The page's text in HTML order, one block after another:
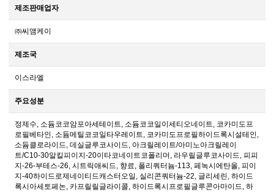
제조판매업자
㈜씨앰케이
제조국
이스라엘
주요성분
정제수, 소듐코코암포아세테이트, 소듐코코일이세티오네이트, 코카미도프
로필베타인, 소듐메틸코코일타우레이트, 코카미도프로필하이드록시설테인,
소듐클로라이드, 데실글루코사이드, 아크릴레이트/아미노아크릴레이
트/C10-30알킬피이지-20이타코네이트코폴리머, 라우릴글루코사이드, 피피
지-26-부테스-26, 시트릭애씨드, 향료, 폴리쿼터늄-113, 페녹시에탄올, 피이
지-40하이드로제네이티드캐스터오일, 실리콘쿼터늄-22, 글리세린, 하이드
록시아세토페논, 카프릴릴글라이콜, 하이드록시프로필글루콘아마이드, 하